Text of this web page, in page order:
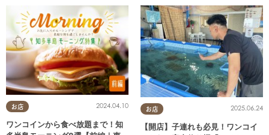
お店 2024.04.10
ワンコインから食べ放題まで！知
お店 2025.06.24
【開店】子連れも必見！ワンコイ